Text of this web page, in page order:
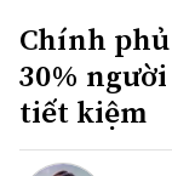
Chính
30%
tiết kiệm